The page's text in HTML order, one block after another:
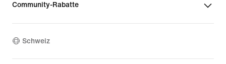
Community-Rabatte
Schweiz